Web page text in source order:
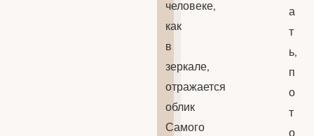
человеке,
как
в
зеркале,
отражается
облик
Самого
а
т
ь,
п
о
т